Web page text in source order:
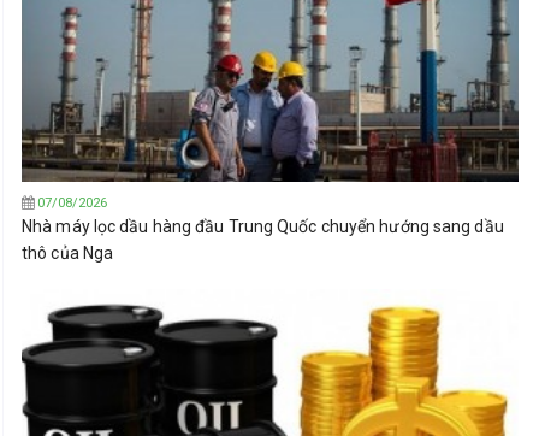
07/08/2026
Nhà máy lọc dầu hàng đầu Trung Quốc chuyển hướng sang dầu
thô của Nga